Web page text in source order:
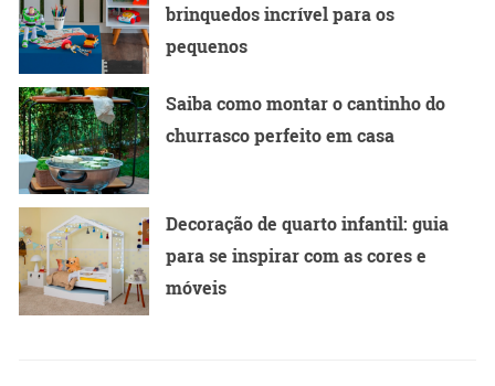
brinquedos incrível para os
pequenos
Saiba como montar o cantinho do
churrasco perfeito em casa
Decoração de quarto infantil: guia
para se inspirar com as cores e
móveis